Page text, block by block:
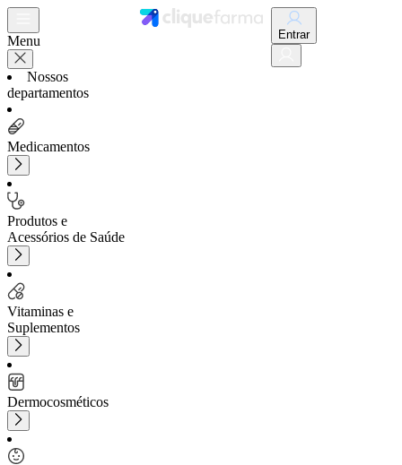
Menu
Nossos
departamentos
Medicamentos
Produtos e
Acessórios de Saúde
Vitaminas e
Suplementos
Dermocosméticos
Entrar